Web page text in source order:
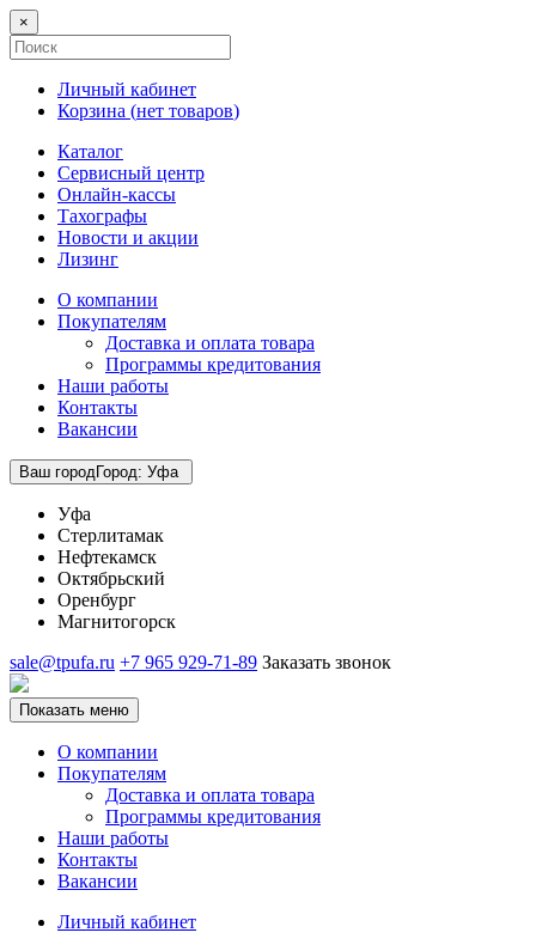
×
Личный кабинет
Корзина (нет товаров)
Каталог
Сервисный центр
Онлайн-кассы
Тахографы
Новости и акции
Лизинг
О компании
Покупателям
Доставка и оплата товара
Программы кредитования
Наши работы
Контакты
Вакансии
Ваш городГород: Уфа
Уфа
Стерлитамак
Нефтекамск
Октябрьский
Оренбург
Магнитогорск
sale@tpufa.ru +7 965 929-71-89 Заказать звонок
Показать меню
О компании
Покупателям
Доставка и оплата товара
Программы кредитования
Наши работы
Контакты
Вакансии
Личный кабинет